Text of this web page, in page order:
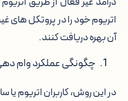
اتریوم خود را در پروتکل های
آن بهره دریافت کنند.
چگونگی عملکرد وام
در این روش، کاربران اتریوم یا